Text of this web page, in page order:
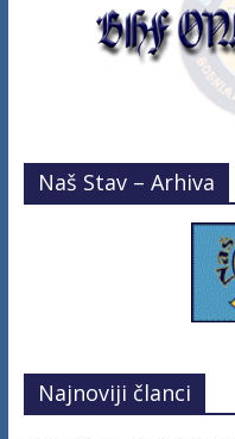
Naš Stav – Arhiva
Najnoviji članci